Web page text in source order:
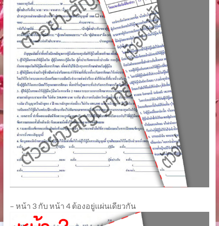
– หน้า 3 กับ หน้า 4 ต้องอยู่แผ่นเดียวกัน